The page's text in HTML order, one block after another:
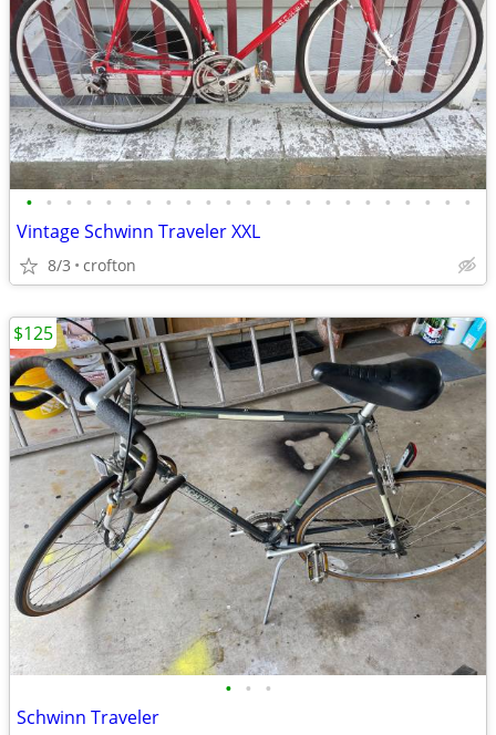
• • • • • • • • • • • • • • • • • • • • • • •
Vintage Schwinn Traveler XXL
8/3 crofton
• • •
Schwinn Traveler
$125